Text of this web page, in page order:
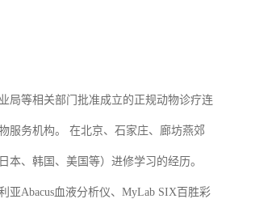
局等相关部门批准成立的正规动物诊疗连
服务机构。 在北京、石家庄、廊坊燕郊
、韩国、美国等）进修学习的经历。
Abacus血液分析仪、MyLab SIX百胜彩